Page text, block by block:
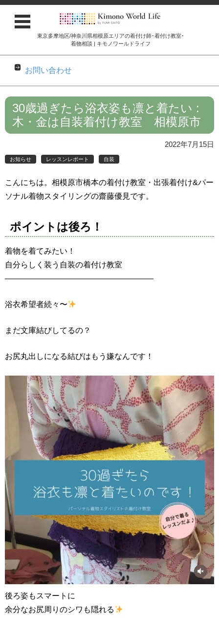
東京多摩地区/神奈川県相模原エリアの着付け師･着付け教室･
着物相談 | キモノワールドライフ
お問い合わせ
コンテンツに移動
30歳過ぎたら浴衣姿も凛と着たい :
木・金は自装着付け教室 相模原市
2022年7月15日
お知らせ レッスンレポート 自装
こんにちは。相模原市橋本の着付け教室・出張着付け&パー
ソナル着物スタイリングの齋藤優見です。
ポイントは後ろ！
着物を着てみたい！
自分らしく装う自装の着付け教室
———————————————————
浴衣希望者続々〜
まだ文庫結びしてるの？
お尻丸出しになる結びはもう嫌なんです！
後ろ姿もスマートに
余分なお尻周りのシワも隠れる